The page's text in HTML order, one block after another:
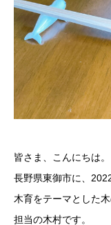
皆さま、こんにちは。
長野県東御市に、
木育をテーマとした
担当の木村です。